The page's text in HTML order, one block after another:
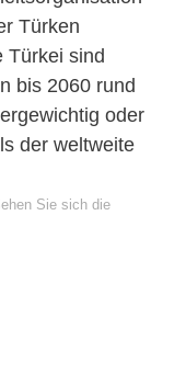
Türken
Türkei sind
bis 2060 rund
oder
der weltweite
Sie sich die